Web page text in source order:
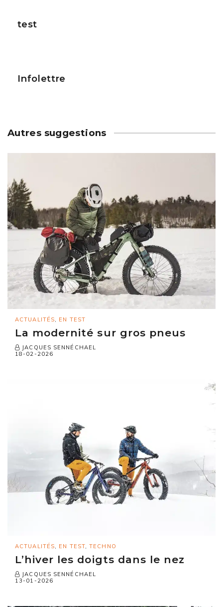
test
Infolettre
Autres suggestions
ACTUALITÉS, EN TEST
La modernité sur gros pneus
JACQUES SENNÉCHAEL
18-02-2026
ACTUALITÉS EN TEST,TECHNO
L’hiver les doigts dans le nez
JACQUES SENNÉCHAEL
13-01-2026